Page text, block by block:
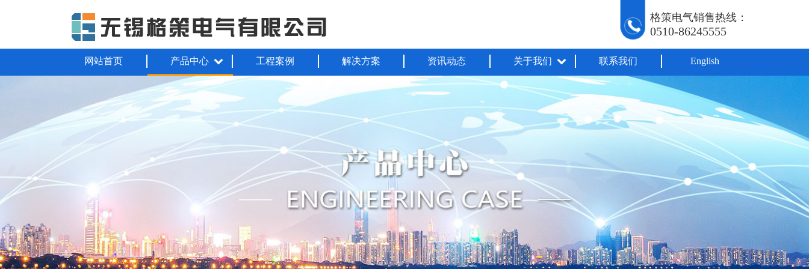
格策电气销售热线：
0510-86245555
网站首页 产品中心 工程案例 解决方案 资讯动态 关于我们 联系我们 English